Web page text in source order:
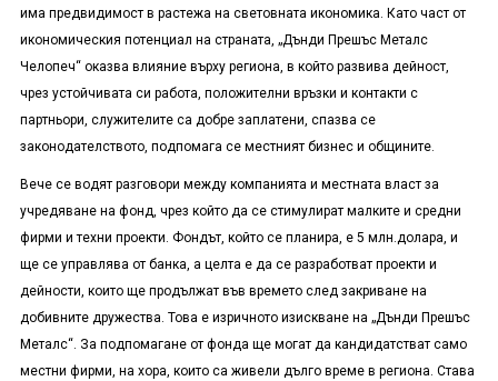
има предвидимост в растежа на световната икономика. Като част от
икономическия потенциал на страната, „Дънди Прешъс Металс
Челопеч“ оказва влияние върху региона, в който развива дейност,
чрез устойчивата си работа, положителни връзки и контакти с
партньори, служителите са добре заплатени, спазва се
законодателството, подпомага се местният бизнес и общините.
Вече се водят разговори между компанията и местната власт за
учредяване на фонд, чрез който да се стимулират малките и средни
фирми и техни проекти. Фондът, който се планира, е 5 млн.долара, и
ще се управлява от банка, а целта е да се разработват проекти и
дейности, които ще продължат във времето след закриване на
добивните дружества. Това е изричното изискване на „Дънди Прешъс
Металс“. За подпомагане от фонда ще могат да кандидатстват само
местни фирми, на хора, които са живели дълго време в региона. Става